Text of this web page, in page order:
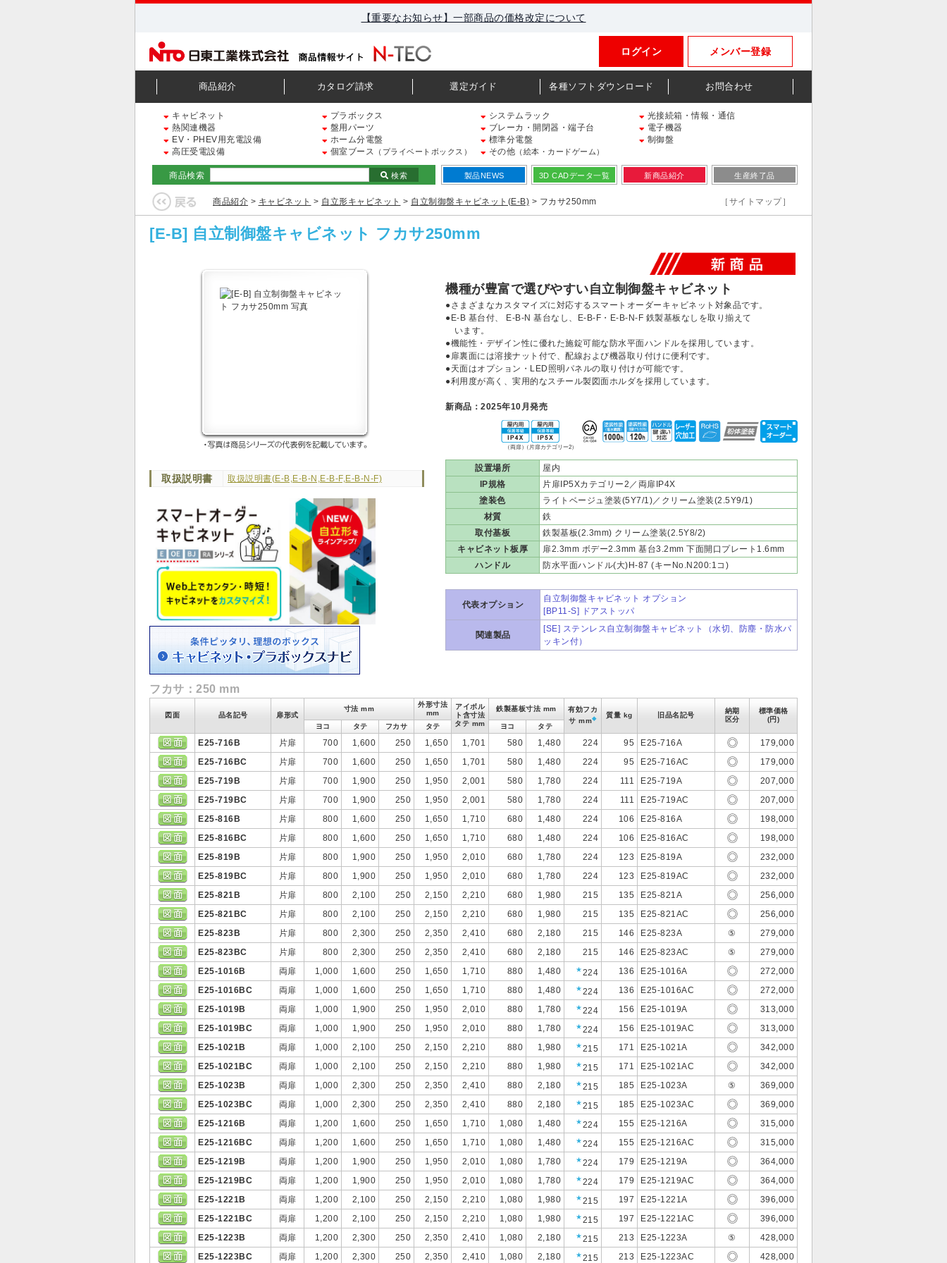
【重要なお知らせ】一部商品の価格改定について
メンバー登録
ログイン
商品紹介 カタログ請求 選定ガイド 各種ソフトダウンロード お問合わせ
キャビネット プラボックス システムラック
光接続箱・情報・通信
熱関連機器
盤用パーツ ブレーカ・開閉器・端子台
電子機器
EV・PHEV用充電設備
ホーム分電盤 標準分電盤
制御盤
高圧受電設備
個室ブース （プライベートボックス） その他 （絵本・カードゲーム）
商品検索 検索 製品NEWS 3D CADデータ一覧 新商品紹介 生産終了品
商品紹介 > キャビネット > 自立形キャビネット > 自立制御盤キャビネット(E-B) > フカサ250mm ［サイトマップ］
[E-B] 自立制御盤キャビネット フカサ250mm
取扱説明書 取扱説明書(E-B,E-B-N,E-B-F,E-B-N-F)
機種が豊富で選びやすい自立制御盤キャビネット
●さまざまなカスタマイズに対応するスマートオーダーキャビネット対象品です。
●E-B 基台付、 E-B-N 基台なし、E-B-F・E-B-N-F 鉄製基板なしを取り揃えて
います。
●機能性・デザイン性に優れた施錠可能な防水平面ハンドルを採用しています。
●扉裏面には溶接ナット付で、配線および機器取り付けに便利です。
●天面はオプション・LED照明パネルの取り付けが可能です。
●利用度が高く、実用的なスチール製図面ホルダを採用しています。
新商品：2025年10月発売
（両扉） （片扉カテゴリー2）
設置場所
屋内
IP規格
片扉IP5Xカテゴリー2／両扉IP4X
塗装色
ライトベージュ塗装(5Y7/1)／クリーム塗装(2.5Y9/1)
材質
鉄
取付基板
鉄製基板(2.3mm) クリーム塗装(2.5Y8/2)
キャビネット板厚
扉2.3mm ボデー2.3mm 基台3.2mm 下面開口プレート1.6mm
ハンドル
防水平面ハンドル(大)H-87 (キーNo.N200:1コ)
代表オプション
自立制御盤キャビネット オプション
[BP11-S] ドアストッパ
関連製品
[SE] ステンレス自立制御盤キャビネット（水切、防塵・防水パ
ッキン付）
フカサ：250 mm
図面 品名記号 扉形式
寸法 mm
外形寸法
mm
アイボル
ト含寸法
タテ mm
鉄製基板寸法 mm
有効フカ
サ mm◆ 質量 kg 旧品名記号
納期
区分
標準価格
(円)
ヨコ
タテ フカサ タテ ヨコ タテ
E25-716B 片扉 700 1,600 250 1,650 1,701 580 1,480 224 95 E25-716A
179,000
E25-716BC
片扉 700 1,600 250 1,650 1,701 580 1,480 224 95 E25-716AC
179,000
E25-719B
片扉 700 1,900 250 1,950 2,001 580 1,780 224 111 E25-719A
207,000
E25-719BC
片扉 700 1,900 250 1,950 2,001 580 1,780 224 111 E25-719AC
207,000
E25-816B
片扉 800 1,600 250 1,650 1,710 680 1,480 224 106 E25-816A
198,000
E25-816BC
片扉 800 1,600 250 1,650 1,710 680 1,480 224 106 E25-816AC
198,000
E25-819B
片扉 800 1,900 250 1,950 2,010 680 1,780 224 123 E25-819A
232,000
E25-819BC
片扉 800 1,900 250 1,950 2,010 680 1,780 224 123 E25-819AC
232,000
E25-821B
片扉 800 2,100 250 2,150 2,210 680 1,980 215 135 E25-821A
256,000
E25-821BC
片扉 800 2,100 250 2,150 2,210 680 1,980 215 135 E25-821AC
256,000
E25-823B
片扉 800 2,300 250 2,350 2,410 680 2,180 215 146 E25-823A ⑤
279,000
E25-823BC
片扉 800 2,300 250 2,350 2,410 680 2,180 215 146 E25-823AC ⑤
279,000
E25-1016B
両扉 1,000 1,600 250 1,650 1,710 880 1,480 ★224 136 E25-1016A
272,000
E25-1016BC
両扉 1,000 1,600 250 1,650 1,710 880 1,480 ★224 136 E25-1016AC
272,000
E25-1019B
両扉 1,000 1,900 250 1,950 2,010 880 1,780 ★224 156 E25-1019A
313,000
E25-1019BC
両扉 1,000 1,900 250 1,950 2,010 880 1,780 ★224 156 E25-1019AC
313,000
E25-1021B
両扉 1,000 2,100 250 2,150 2,210 880 1,980 ★215 171 E25-1021A
342,000
E25-1021BC
両扉 1,000 2,100 250 2,150 2,210 880 1,980 ★215 171 E25-1021AC
342,000
E25-1023B
両扉 1,000 2,300 250 2,350 2,410 880 2,180 ★215 185 E25-1023A ⑤
369,000
E25-1023BC
両扉 1,000 2,300 250 2,350 2,410 880 2,180 ★215 185 E25-1023AC
369,000
E25-1216B
両扉 1,200 1,600 250 1,650 1,710 1,080 1,480 ★224 155 E25-1216A
315,000
E25-1216BC
両扉 1,200 1,600 250 1,650 1,710 1,080 1,480 ★224 155 E25-1216AC
315,000
E25-1219B
両扉 1,200 1,900 250 1,950 2,010 1,080 1,780 ★224 179 E25-1219A
364,000
E25-1219BC
両扉 1,200 1,900 250 1,950 2,010 1,080 1,780 ★224 179 E25-1219AC
364,000
E25-1221B
両扉 1,200 2,100 250 2,150 2,210 1,080 1,980 ★215 197 E25-1221A
396,000
E25-1221BC
両扉 1,200 2,100 250 2,150 2,210 1,080 1,980 ★215 197 E25-1221AC
396,000
E25-1223B
両扉 1,200 2,300 250 2,350 2,410 1,080 2,180 ★215 213 E25-1223A ⑤
428,000
E25-1223BC
両扉 1,200 2,300 250 2,350 2,410 1,080 2,180 ★215 213 E25-1223AC 428,000